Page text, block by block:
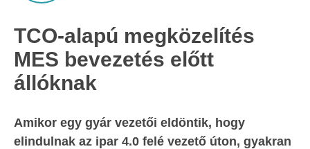
TCO-alapú megközelítés
MES bevezetés előtt
állóknak
Amikor egy gyár vezetői eldöntik, hogy
elindulnak az ipar 4.0 felé vezető úton, gyakran